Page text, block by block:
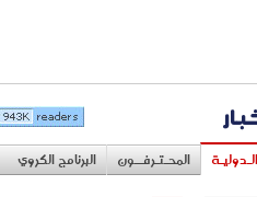
المحـتـرفــون البرنامج الكروي